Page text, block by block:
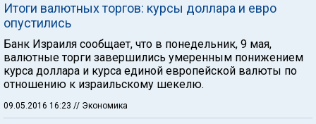
Итоги валютных торгов: курсы доллара и евро
опустились
Банк Израиля сообщает, что в понедельник, 9 мая,
валютные торги завершились умеренным понижением
курса доллара и курса единой европейской валюты по
отношению к израильскому шекелю.
09.05.2016 16:23 // Экономика